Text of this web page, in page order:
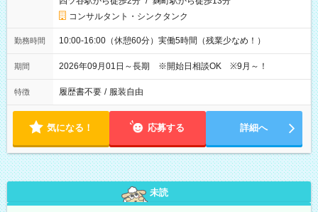
コンサルタント・シンクタンク
勤務時間 10:00-16:00（休憩60分）実働5時間（残業少なめ！）
期間 2026年09月01日～長期 ※開始日相談OK ※9月～！
特徴 履歴書不要 / 服装自由
気になる！ 応募する 詳細へ
未読